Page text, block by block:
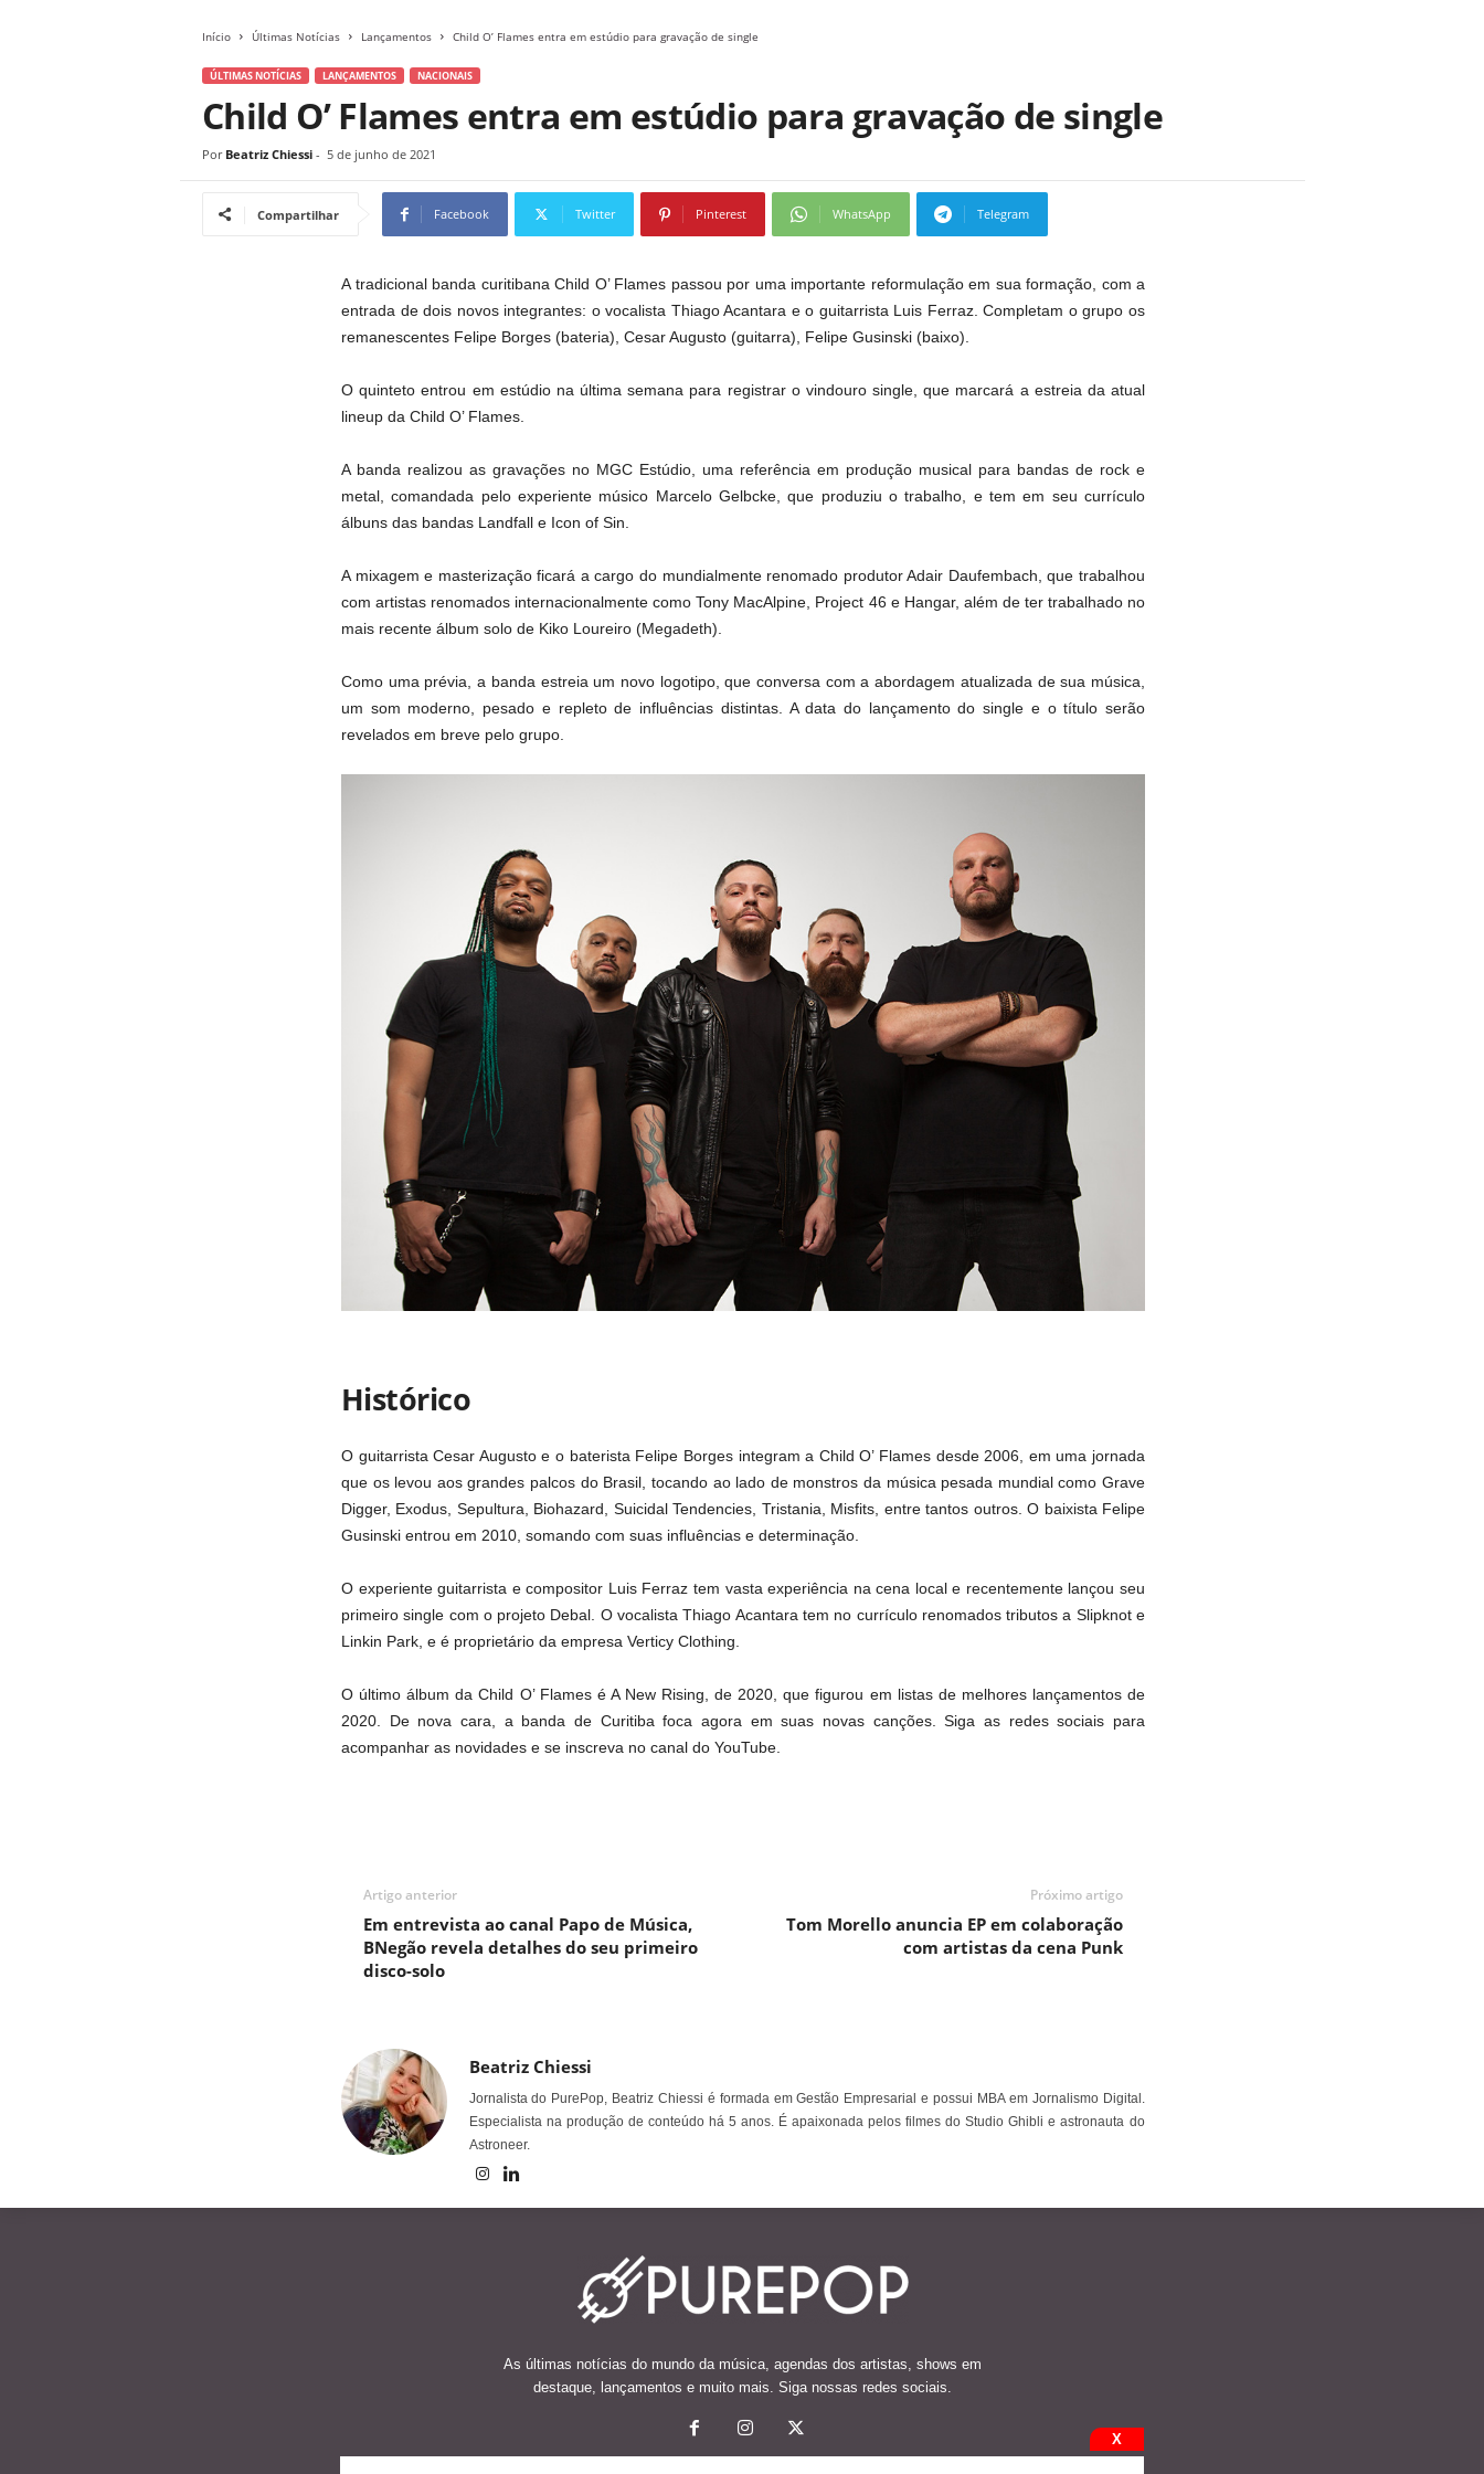
Início Últimas Notícias Lançamentos Child O’ Flames entra em estúdio para gravação de single
ÚLTIMAS NOTÍCIAS LANÇAMENTOS NACIONAIS
Child O’ Flames entra em estúdio para gravação de single
Por Beatriz Chiessi - 5 de junho de 2021
Compartilhar Facebook Twitter Pinterest WhatsApp Telegram
A tradicional banda curitibana Child O’ Flames passou por uma importante reformulação em sua formação, com a
entrada de dois novos integrantes: o vocalista Thiago Acantara e o guitarrista Luis Ferraz. Completam o grupo os
remanescentes Felipe Borges (bateria), Cesar Augusto (guitarra), Felipe Gusinski (baixo).
O quinteto entrou em estúdio na última semana para registrar o vindouro single, que marcará a estreia da atual
lineup da Child O’ Flames.
A banda realizou as gravações no MGC Estúdio, uma referência em produção musical para bandas de rock e
metal, comandada pelo experiente músico Marcelo Gelbcke, que produziu o trabalho, e tem em seu currículo
álbuns das bandas Landfall e Icon of Sin.
A mixagem e masterização ficará a cargo do mundialmente renomado produtor Adair Daufembach, que trabalhou
com artistas renomados internacionalmente como Tony MacAlpine, Project 46 e Hangar, além de ter trabalhado no
mais recente álbum solo de Kiko Loureiro (Megadeth).
Como uma prévia, a banda estreia um novo logotipo, que conversa com a abordagem atualizada de sua música,
um som moderno, pesado e repleto de influências distintas. A data do lançamento do single e o título serão
revelados em breve pelo grupo.
Histórico
O guitarrista Cesar Augusto e o baterista Felipe Borges integram a Child O’ Flames desde 2006, em uma jornada
que os levou aos grandes palcos do Brasil, tocando ao lado de monstros da música pesada mundial como Grave
Digger, Exodus, Sepultura, Biohazard, Suicidal Tendencies, Tristania, Misfits, entre tantos outros. O baixista Felipe
Gusinski entrou em 2010, somando com suas influências e determinação.
O experiente guitarrista e compositor Luis Ferraz tem vasta experiência na cena local e recentemente lançou seu
primeiro single com o projeto Debal. O vocalista Thiago Acantara tem no currículo renomados tributos a Slipknot e
Linkin Park, e é proprietário da empresa Verticy Clothing.
O último álbum da Child O’ Flames é A New Rising, de 2020, que figurou em listas de melhores lançamentos de
2020. De nova cara, a banda de Curitiba foca agora em suas novas canções. Siga as redes sociais para
acompanhar as novidades e se inscreva no canal do YouTube.
Artigo anterior
Em entrevista ao canal Papo de Música,
BNegão revela detalhes do seu primeiro
disco-solo
Próximo artigo
Tom Morello anuncia EP em colaboração
com artistas da cena Punk
Beatriz Chiessi
Jornalista do PurePop, Beatriz Chiessi é formada em Gestão Empresarial e possui MBA em Jornalismo Digital.
Especialista na produção de conteúdo há 5 anos. É apaixonada pelos filmes do Studio Ghibli e astronauta do
Astroneer.
As últimas notícias do mundo da música, agendas dos artistas, shows em
destaque, lançamentos e muito mais. Siga nossas redes sociais.
X